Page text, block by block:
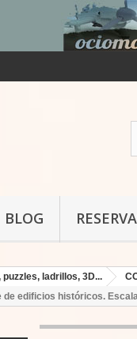
BLOG
ladrillos, 3D...
de edificios históricos.